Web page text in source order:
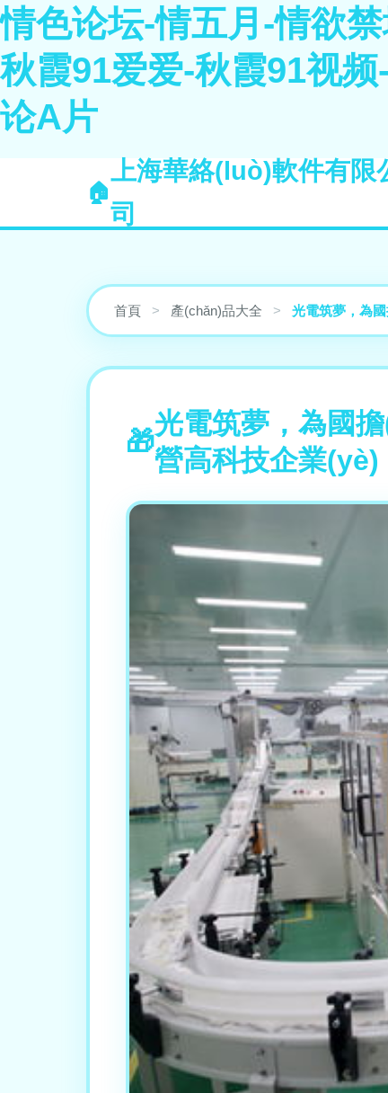
情色论坛-情五月-情欲
秋霞91爱爱-秋霞91视
论A片
上海華絡(luò)軟件有限
司
首頁 > 產(chǎn)品大全 > 光電筑夢，為
光電筑夢，為國
營高科技企業(yè)